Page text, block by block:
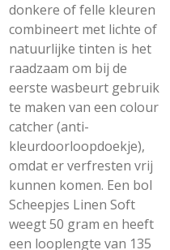
donkere of felle kleuren
combineert met lichte of
natuurlijke tinten is het
raadzaam om bij de
eerste wasbeurt gebruik
te maken van een colour
catcher (anti-
kleurdoorloopdoekje),
omdat er verfresten vrij
kunnen komen. Een bol
Scheepjes Linen Soft
weegt 50 gram en heeft
een looplengte van 135